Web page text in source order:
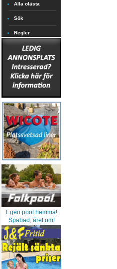
Alla olästa
Sök
Regler
Egen pool hemma!
Spabad, året om!